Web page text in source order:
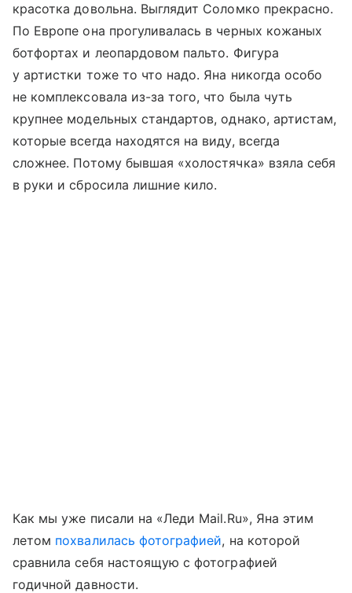
красотка довольна. Выглядит Соломко прекрасно.
По Европе она прогуливалась в черных кожаных
ботфортах и леопардовом пальто. Фигура
у артистки тоже то что надо. Яна никогда особо
не комплексовала из-за того, что была чуть
крупнее модельных стандартов, однако, артистам,
которые всегда находятся на виду, всегда
сложнее. Потому бывшая «холостячка» взяла себя
в руки и сбросила лишние кило.
Как мы уже писали на «Леди Mail.Ru», Яна этим
летом похвалилась фотографией, на которой
сравнила себя настоящую с фотографией
годичной давности.